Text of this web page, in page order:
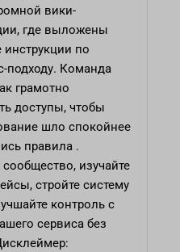
вики-
где выложены
инструкции по
подходу. Команда
грамотно
доступы, чтобы
шло спокойнее
правила .
сообщество, изучайте
стройте систему
контроль с
сервиса без